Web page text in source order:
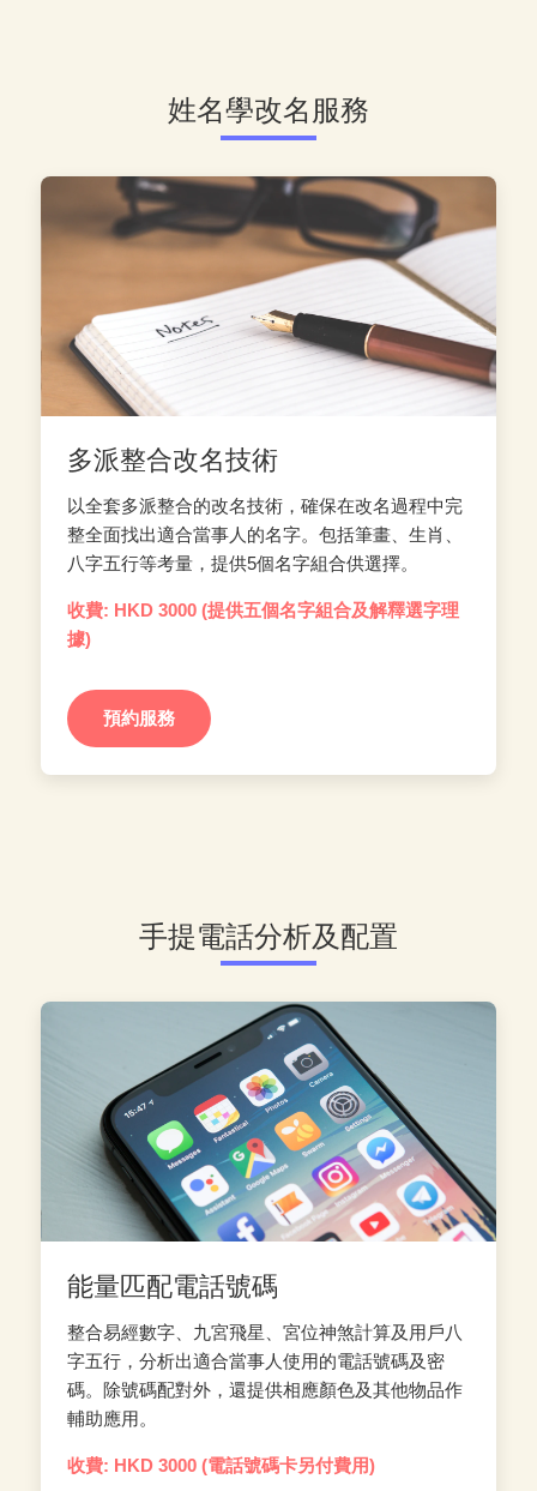
姓名學改名服務
多派整合改名技術
以全套多派整合的改名技術，確保在改名過程中完
整全面找出適合當事人的名字。包括筆畫、生肖、
八字五行等考量，提供5個名字組合供選擇。
收費: HKD 3000 (提供五個名字組合及解釋選字理
據)
預約服務
手提電話分析及配置
能量匹配電話號碼
整合易經數字、九宮飛星、宮位神煞計算及用戶八
字五行，分析出適合當事人使用的電話號碼及密
碼。除號碼配對外，還提供相應顏色及其他物品作
輔助應用。
收費: HKD 3000 (電話號碼卡另付費用)